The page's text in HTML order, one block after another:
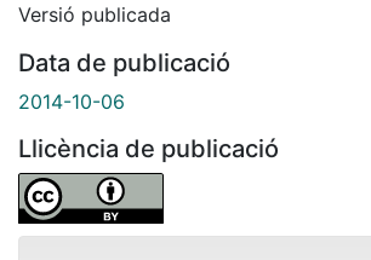
Versió publicada
Data de publicació
2014-10-06
Llicència de publicació